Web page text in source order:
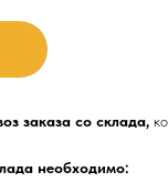
заказа со склада,
необходимо: